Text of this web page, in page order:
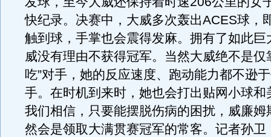
快纪录。决赛中，大威多次轰出ACES球，
触到球，手掌也会震得发麻。拥有了如此巨
威没有理由不获得冠军。当然大威绝不是仅
吃”对手，她的反应速度、跑动能力都不逊
手。在时机到来时，她也会打出贴网小球和
我们相信，只要能摆脱伤病的困扰，威廉姆
然会是领取大满贯赛冠军的常客。记者孙卫